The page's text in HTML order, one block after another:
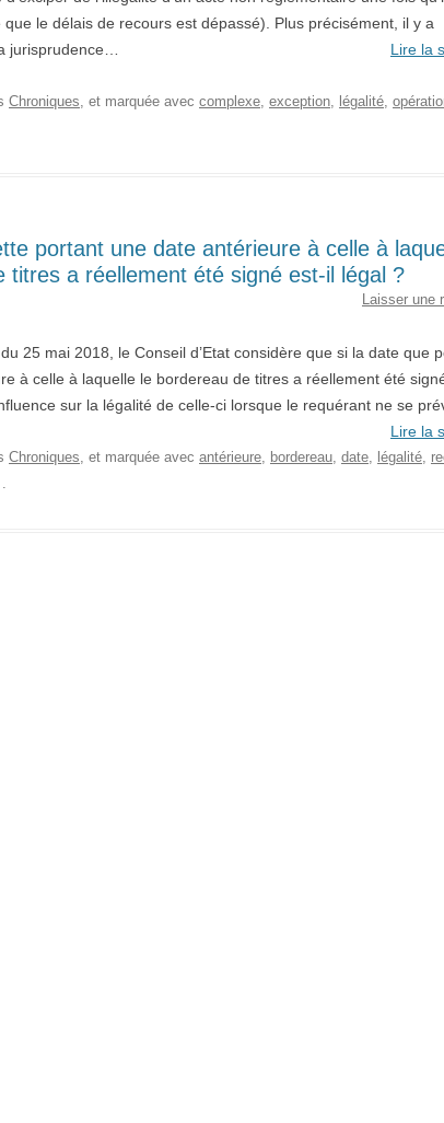
que le délais de recours est dépassé). Plus précisément, il y a
jurisprudence…
Lire la
Chroniques, et marquée avec complexe, exception, légalité,
portant une date antérieure à celle à
titres a réellement été signé est-il légal ?
Laisser une
25 mai 2018, le Conseil d’Etat considère que si la date que
à celle à laquelle le bordereau de titres a réellement été
sur la légalité de celle-ci lorsque le requérant ne se
Lire la
Chroniques , et marquée avec antérieure bordereau date légalité